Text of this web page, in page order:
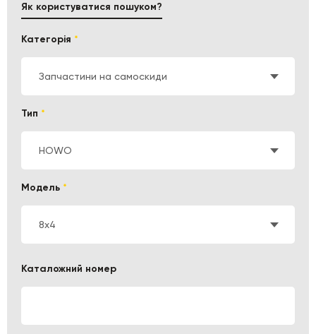
Категорія *
Запчастини на самоскиди
Тип *
HOWO
Модель *
8x4
Каталожний номер
Як користуватися пошуком?